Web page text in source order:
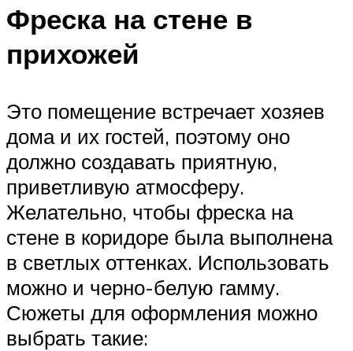
Фреска на стене в
прихожей
Это помещение встречает хозяев
дома и их гостей, поэтому оно
должно создавать приятную,
приветливую атмосферу.
Желательно, чтобы фреска на
стене в коридоре была выполнена
в светлых оттенках. Использовать
можно и черно-белую гамму.
Сюжеты для оформления можно
выбрать такие: